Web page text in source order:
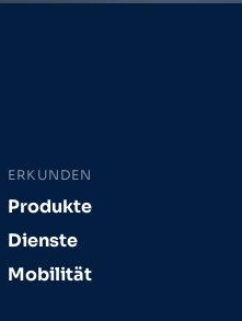
ERKUNDEN
Produkte
Dienste
Mobilität